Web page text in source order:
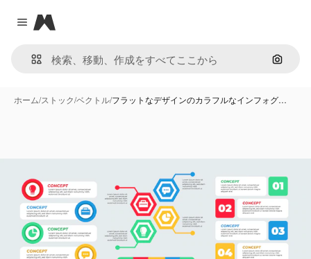
Close menu
Magnific
画像で
ホーム/ストック/ベクトル/フラットなデザインのカラフルなインフォグ…